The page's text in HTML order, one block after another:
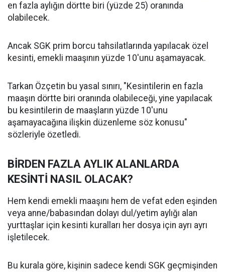
en fazla aylığın dörtte biri (yüzde 25) oranında
olabilecek.
Ancak SGK prim borcu tahsilatlarında yapılacak özel
kesinti, emekli maaşının yüzde 10'unu aşamayacak.
Tarkan Özçetin bu yasal sınırı, "Kesintilerin en fazla
maaşın dörtte biri oranında olabileceği, yine yapılacak
bu kesintilerin de maaşların yüzde 10'unu
aşamayacağına ilişkin düzenleme söz konusu"
sözleriyle özetledi.
BİRDEN FAZLA AYLIK ALANLARDA
KESİNTİ NASIL OLACAK?
Hem kendi emekli maaşını hem de vefat eden eşinden
veya anne/babasından dolayı dul/yetim aylığı alan
yurttaşlar için kesinti kuralları her dosya için ayrı ayrı
işletilecek.
Bu kurala göre, kişinin sadece kendi SGK geçmişinden